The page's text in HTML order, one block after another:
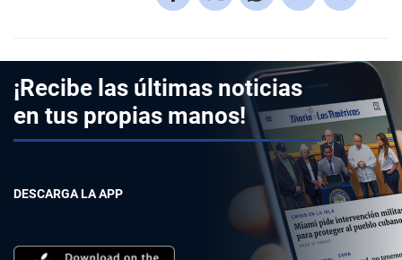
¡Recibe las últimas noticias
en tus propias manos!
DESCARGA LA APP